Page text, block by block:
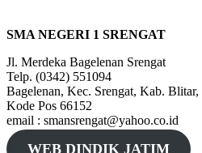
SMA NEGERI 1 SRENGAT
Jl. Merdeka Bagelenan Srengat
Telp. (0342) 551094
Bagelenan, Kec. Srengat, Kab.
Kode Pos 66152
email : smansrengat@yahoo.co.id
WEB DINDIK JATIM